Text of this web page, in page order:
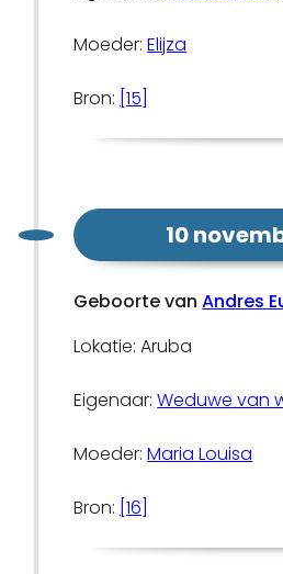
Moeder:Elijza
Bron: [15]
10
Geboorte vanAndres
Lokatie: Aruba
Eigenaar:Weduwe van
Moeder:Maria Louisa
Bron: [16]